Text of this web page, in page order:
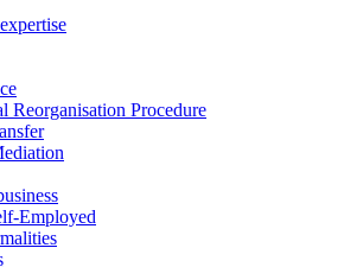
Reorganisation Procedure
Employed